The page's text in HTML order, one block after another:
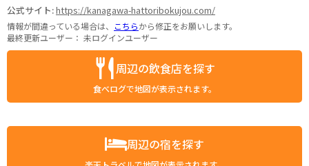
公式サイト:https://kanagawa-hattoribokujou.com/
情報が間違っている場合は、 こちらから修正をお願いします。
最終更新ユーザー： 未ログインユーザー
周辺の飲食店を探す
食べログで地図が表示されます。
周辺の宿を探す